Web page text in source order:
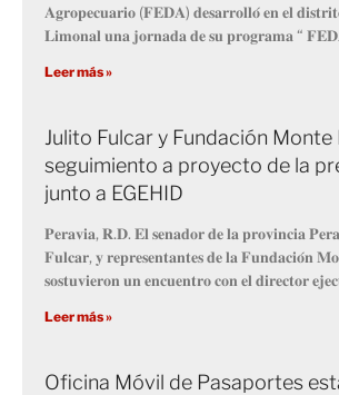
𝐀𝐠𝐫𝐨𝐩𝐞𝐜𝐮𝐚𝐫𝐢𝐨 (𝐅𝐄𝐃𝐀) 𝐝𝐞𝐬𝐚𝐫𝐫𝐨𝐥𝐥𝐨́ 𝐞𝐧 𝐞𝐥
𝐋𝐢𝐦𝐨𝐧𝐚𝐥 𝐮𝐧𝐚 𝐣𝐨𝐫𝐧𝐚𝐝𝐚 𝐝𝐞 𝐬𝐮 𝐩𝐫𝐨𝐠𝐫𝐚𝐦𝐚 “
Leer más »
Julito Fulcar y Fundación
seguimiento a proyecto de la
junto a EGEHID
𝐏𝐞𝐫𝐚𝐯𝐢𝐚, 𝐑.𝐃. 𝐄𝐥 𝐬𝐞𝐧𝐚𝐝𝐨𝐫 𝐝𝐞 𝐥𝐚 𝐩𝐫𝐨𝐯𝐢𝐧𝐜𝐢𝐚
𝐅𝐮𝐥𝐜𝐚𝐫, 𝐲 𝐫𝐞𝐩𝐫𝐞𝐬𝐞𝐧𝐭𝐚𝐧𝐭𝐞𝐬 𝐝𝐞 𝐥𝐚 𝐅𝐮𝐧𝐝𝐚𝐜𝐢𝐨́𝐧
𝐬𝐨𝐬𝐭𝐮𝐯𝐢𝐞𝐫𝐨𝐧 𝐮𝐧 𝐞𝐧𝐜𝐮𝐞𝐧𝐭𝐫𝐨 𝐜𝐨𝐧 𝐞𝐥 𝐝𝐢𝐫𝐞𝐜𝐭𝐨𝐫
Leer más »
Oficina Móvil de Pasaportes